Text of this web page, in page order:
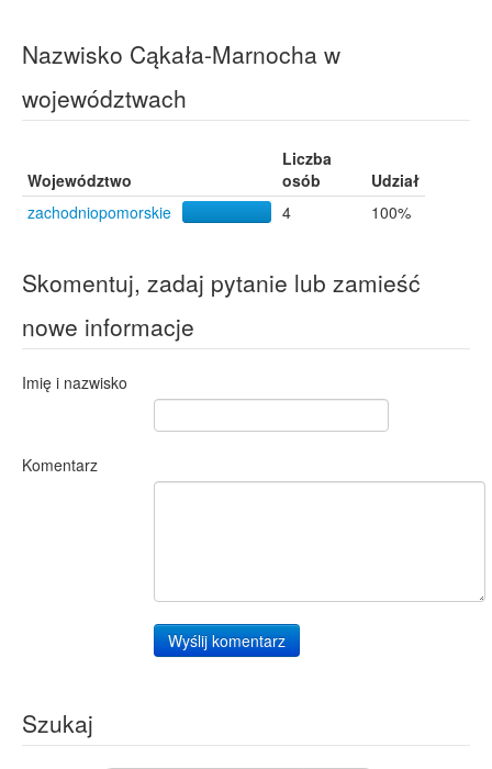
Nazwisko Cąkała-Marnocha w
województwach
Województwo
Liczba
osób
Udział
zachodniopomorskie
4 100%
Skomentuj, zadaj pytanie lub zamieść
nowe informacje
Imię i nazwisko
Komentarz
Wyślij komentarz
Szukaj